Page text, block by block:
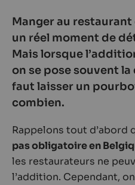
Manger au
un réel moment de
Mais lorsque
on se pose souvent
faut laisser un
combien.
Rappelons tout d’abord
pas obligatoire en
les restaurateurs ne
l’addition. Cependant,